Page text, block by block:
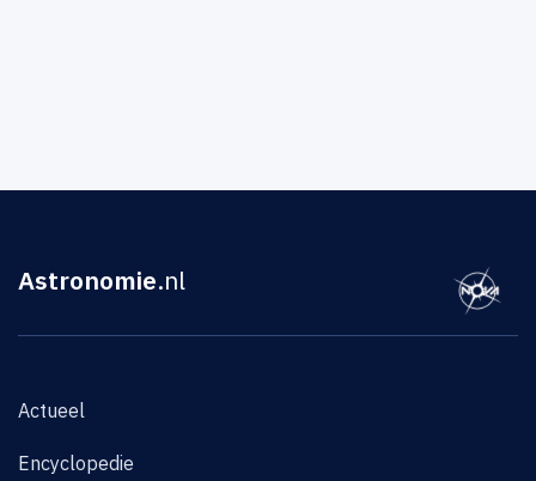
Astronomie.nl
Actueel
Encyclopedie